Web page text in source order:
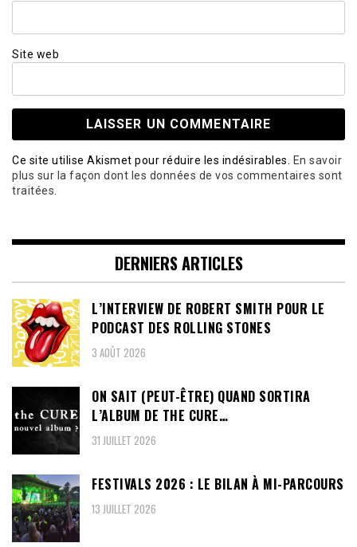
Site web
Ce site utilise Akismet pour réduire les indésirables.
En savoir
plus sur la façon dont les données de vos commentaires sont
traitées
DERNIERS ARTICLES
L’INTERVIEW DE ROBERT SMITH POUR LE
PODCAST DES ROLLING STONES
3 AOÛT 2026
ON SAIT (PEUT-ÊTRE) QUAND SORTIRA
L’ALBUM DE THE CURE…
31 JUILLET 2026
FESTIVALS 2026 : LE BILAN À MI-PARCOURS
13 JUILLET 2026